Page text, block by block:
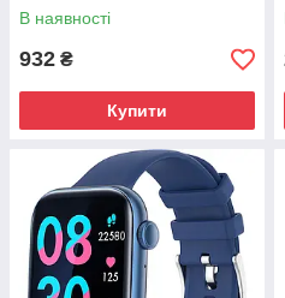
В наявності
932 ₴
Купити